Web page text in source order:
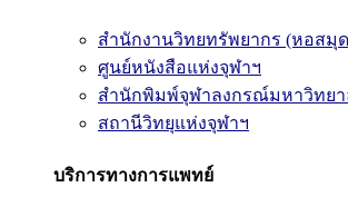
สำนักงานวิทยทรัพยากร (หอสมุ
ศูนย์หนังสือแห่งจุฬาฯ
สำนักพิมพ์จุฬาลงกรณ์มหาวิทยา
สถานีวิทยุแห่งจุฬาฯ
บริการทางการแพทย์